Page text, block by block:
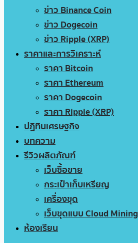
ข่าว Binance Coin
ข่าว Dogecoin
ข่าว Ripple (XRP)
ราคาและการวิเคราะห์
ราคา Bitcoin
ราคา Ethereum
ราคา Dogecoin
ราคา Ripple (XRP)
ปฏิทินเศรษฐกิจ
บทความ
รีวิวผลิตภัณฑ์
เว็บซื้อขาย
กระเป๋าเก็บเหรียญ
เครื่องขุด
เว็บขุดแบบ Cloud Mining
ห้องเรียน